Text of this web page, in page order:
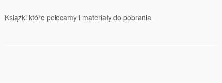
Książki które polecamy i materiały do pobrania